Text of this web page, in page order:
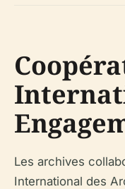
Les archives
International des